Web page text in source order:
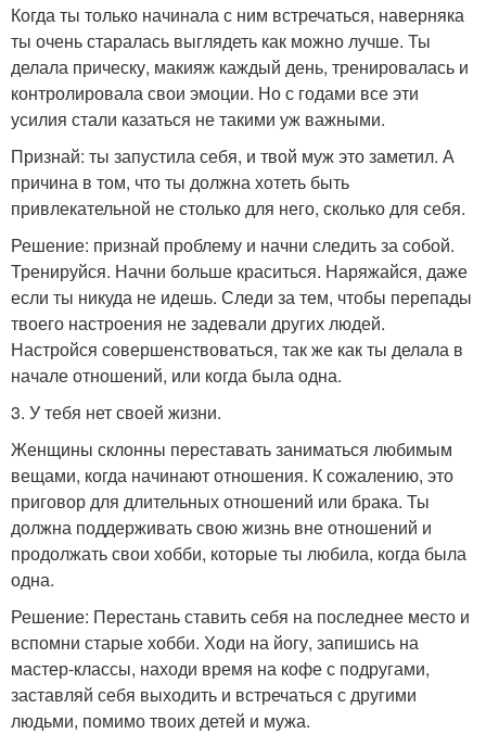
Когда ты только начинала с ним встречаться, наверняка
ты очень старалась выглядеть как можно лучше. Ты
делала прическу, макияж каждый день, тренировалась и
контролировала свои эмоции. Но с годами все эти
усилия стали казаться не такими уж важными.
Признай: ты запустила себя, и твой муж это заметил. А
причина в том, что ты должна хотеть быть
привлекательной не столько для него, сколько для себя.
Решение: признай проблему и начни следить за собой.
Тренируйся. Начни больше краситься. Наряжайся, даже
если ты никуда не идешь. Следи за тем, чтобы перепады
твоего настроения не задевали других людей.
Настройся совершенствоваться, так же как ты делала в
начале отношений, или когда была одна.
3. У тебя нет своей жизни.
Женщины склонны переставать заниматься любимым
вещами, когда начинают отношения. К сожалению, это
приговор для длительных отношений или брака. Ты
должна поддерживать свою жизнь вне отношений и
продолжать свои хобби, которые ты любила, когда была
одна.
Решение: Перестань ставить себя на последнее место и
вспомни старые хобби. Ходи на йогу, запишись на
мастер-классы, находи время на кофе с подругами,
заставляй себя выходить и встречаться с другими
людьми, помимо твоих детей и мужа.